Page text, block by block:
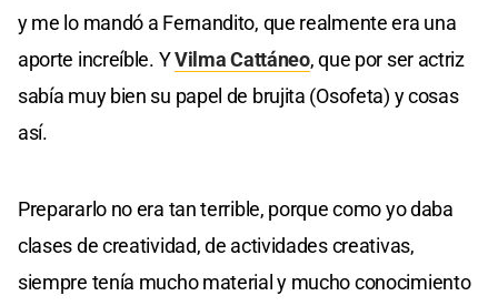
y me lo mandó a Fernandito, que realmente era una
aporte increíble. YVilma Cattáneo, que por ser actriz
sabía muy bien su papel de brujita (Osofeta) y cosas
así.
Prepararlo no era tan terrible, porque como yo daba
clases de creatividad, de actividades creativas,
siempre tenía mucho material y mucho conocimiento